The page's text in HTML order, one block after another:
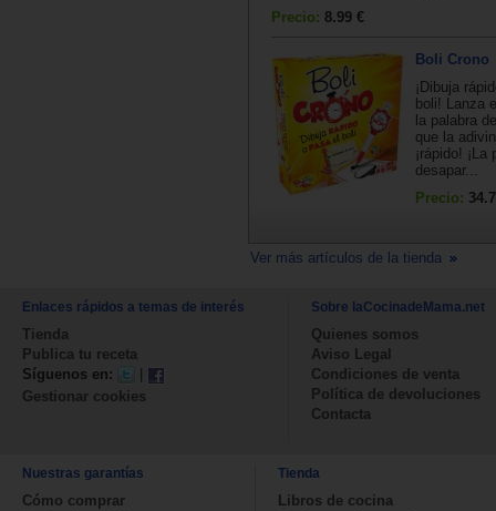
Precio: 8.99 €
Boli Crono
¡Dibuja
boli! Lanza
la palabra
que la
¡rápido! ¡La
desapar...
Precio:
Ver más artículos de la tienda
Enlaces rápidos a temas de interés
Tienda
Publica tu receta
Síguenos en:
Gestionar cookies
Sobre laCocinadeMama.net
Quienes somos
Aviso Legal
Condiciones de venta
Política de devoluciones
Contacta
Nuestras garantías
Cómo comprar
Tienda
Libros de cocina